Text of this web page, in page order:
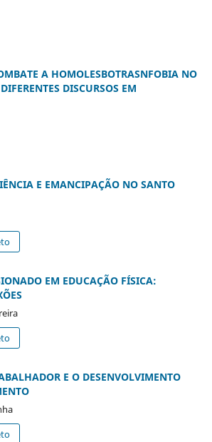
A HOMOLESBOTRASNFOBIA NO
DISCURSOS EM
E EMANCIPAÇÃO NO SANTO
EM EDUCAÇÃO FÍSICA:
E O DESENVOLVIMENTO